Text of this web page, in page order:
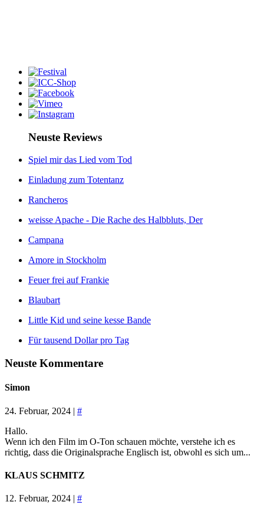
Neuste Reviews
Spiel mir das Lied vom Tod
Einladung zum Totentanz
Rancheros
weisse Apache - Die Rache des Halbbluts, Der
Campana
Amore in Stockholm
Feuer frei auf Frankie
Blaubart
Little Kid und seine kesse Bande
Für tausend Dollar pro Tag
Neuste Kommentare
Simon
24. Februar, 2024 | #
Hallo.
Wenn ich den Film im O-Ton schauen möchte, verstehe ich es
richtig, dass die Originalsprache Englisch ist, obwohl es sich um...
KLAUS SCHMITZ
12. Februar, 2024 | #